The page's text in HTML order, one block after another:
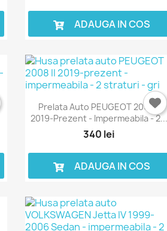
ADAUGA IN COS
Prelata Auto PEUGEOT 2008 II
2019-Prezent - Impermeabila - 2...
340 lei
ADAUGA IN COS